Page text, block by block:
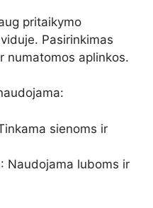
pritaikymo
Pasirinkimas
numatomos aplinkos.
sienoms ir
: Naudojama luboms ir